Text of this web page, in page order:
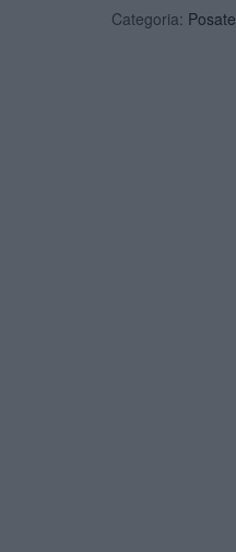
Categoria: